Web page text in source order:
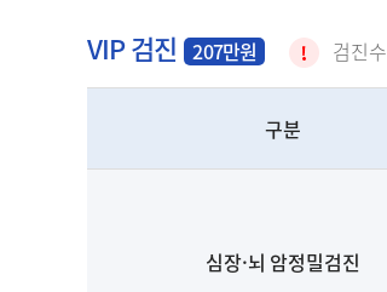
VIP 검진 207만원 검진
구분
심장·뇌 암정밀검진